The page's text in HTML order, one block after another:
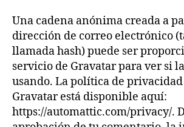
Una cadena anónima creada a
dirección de correo electrónico
llamada hash) puede ser
servicio de Gravatar para ver si
usando. La política de
Gravatar está disponible aquí:
https://automattic.com/privacy/.